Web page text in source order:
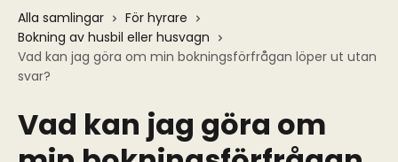
Alla samlingar
För hyrare
Bokning av husbil eller husvagn
Vad kan jag göra om min bokningsförfrågan löper ut utan
svar?
Vad kan jag göra om